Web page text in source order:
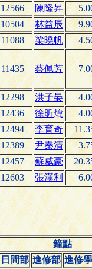
12566 陳隆昇
10504 林益辰
11088 梁曉帆
11435 蔡佩芳
12298 洪子晏
12436 徐昕
12494 李育奇
12389 尹秦清
12457 蘇威豪
12603 張漢利
鐘點
日間部 進修部 進修